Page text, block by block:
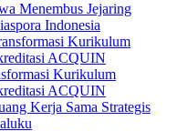
Menembus Jejaring
Indonesia
Kurikulum
ACQUIN